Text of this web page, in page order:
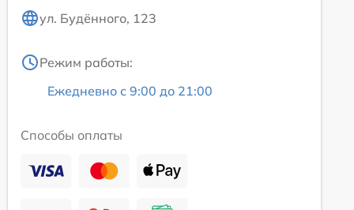
ул. Будённого, 123
Режим работы:
Ежедневно с 9:00 до 21:00
Способы оплаты